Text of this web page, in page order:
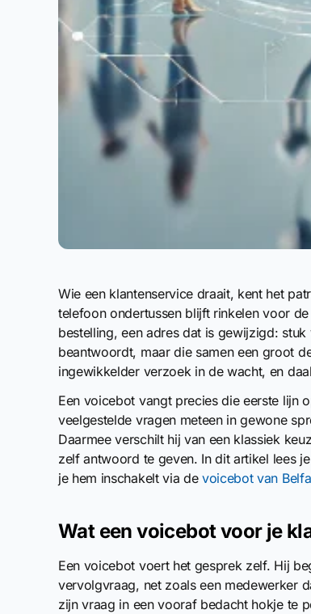
Wie een klantenservice draait, kent het
telefoon ondertussen blijft rinkelen voor
bestelling, een adres dat is gewijzigd:
beantwoordt, maar die samen een groot
ingewikkelder verzoek in de wacht, en
Een voicebot vangt precies die eerste lijn
veelgestelde vragen meteen in gewone
Daarmee verschilt hij van een klassiek
zelf antwoord te geven. In dit artikel lees
je hem inschakelt via de voicebot van
Wat een voicebot voor je
Een voicebot voert het gesprek zelf. Hij
vervolgvraag, net zoals een medewerker
zijn vraag in een vooraf bedacht hokje te